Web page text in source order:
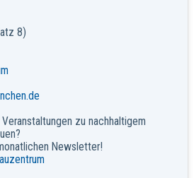
8)
zu nachhaltigem
Newsletter!